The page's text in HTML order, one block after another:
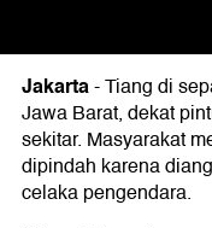
Jakarta-Tiang di
Jawa Barat, dekat
sekitar. Masyarakat
dipindah karena
celaka pengendara.